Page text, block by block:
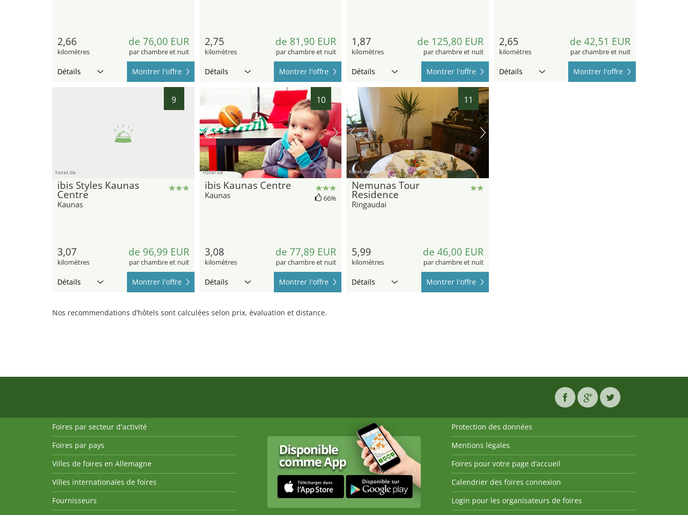
2,66
kilomètres
de 76,00 EUR
par chambre et nuit
Détails Montrer l'offre
2,75
kilomètres
de 81,90 EUR
par chambre et nuit
Détails Montrer l'offre
1,87
kilomètres
de 125,80 EUR
par chambre et nuit
Détails Montrer l'offre
2,65
kilomètres
de 42,51 EUR
par chambre et nuit
Détails Montrer l'offre
9
hotel.de
ibis Styles Kaunas
Centre
Kaunas
3,07
kilomètres
de 96,99 EUR
par chambre et nuit
Détails Montrer l'offre
10
hotel.de
ibis Kaunas Centre
Kaunas 66%
3,08
kilomètres
de 77,89 EUR
par chambre et nuit
Détails Montrer l'offre
11
hotel.de
Nemunas Tour
Residence
Ringaudai
5,99
kilomètres
de 46,00 EUR
par chambre et nuit
Détails Montrer l'offre
Nos recommendations d’hôtels sont calculées selon prix, évaluation et distance.
Foires par secteur d'activité
Foires par pays
Villes de foires en Allemagne
Villes internationales de foires
Fournisseurs
Protection des données
Mentions légales
Foires pour votre page d’accueil
Calendrier des foires connexion
Login pour les organisateurs de foires